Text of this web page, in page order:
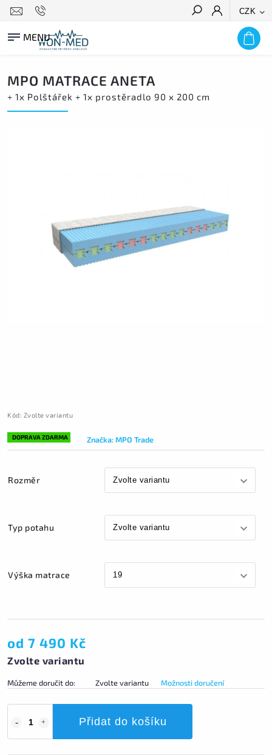
CZK
HLEDAT
MPO MATRACE ANETA
+ 1x Polštářek + 1x prostěradlo 90 x 200 cm
Kód: Zvolte variantu
DOPRAVA ZDARMA Značka:MPO Trade
Rozměr
Typ potahu
Výška matrace
od 7 490 Kč
Zvolte variantu
Můžeme doručit do: Zvolte variantu Možnosti doručení
Přidat do košíku